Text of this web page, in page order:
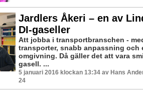
Jardlers Åkeri – en av
DI-gaseller
Att jobba i transportbranschen -
transporter, snabb anpassning och
omgivning. Då gäller det att vara
gasell. ...
5 januari 2016 klockan 13:34 av Hans
24